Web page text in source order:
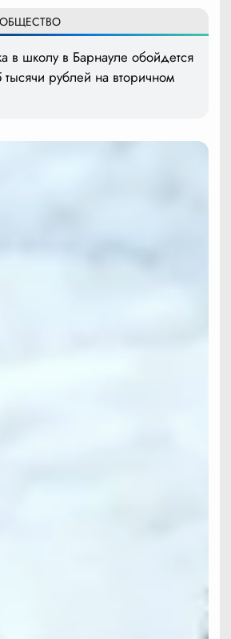
ОБЩЕСТВО
в школу в Барнауле обойдется
рублей на вторичном